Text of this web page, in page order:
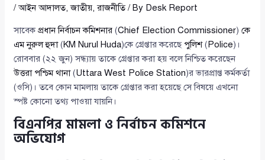
/আইন আদালত,জাতীয়,রাজনীতি/ By Desk Report
সাবেকপ্রধান নির্বাচন কমিশনার (Chief Election Commissioner)কে
এম নুরুল হুদা(KM Nurul Huda)কে গ্রেপ্তার করেছে পুলিশ( Police)।
রোববার (২২ জুন) সন্ধ্যায় তাকে গ্রেপ্তার করা হয় বলে নিশ্চিত করেছেন
উত্তরা পশ্চিম থানা(Uttara West Police Station)র ভারপ্রাপ্ত কর্মকর্তা
(ওসি)। তবে কোন মামলায় তাকে গ্রেপ্তার করা হয়েছে সে বিষয়ে এখনো
স্পষ্ট কোনো তথ্য পাওয়া যায়নি।
বিএনপির মামলা ও নির্বাচন কমিশনে
অভিযোগ